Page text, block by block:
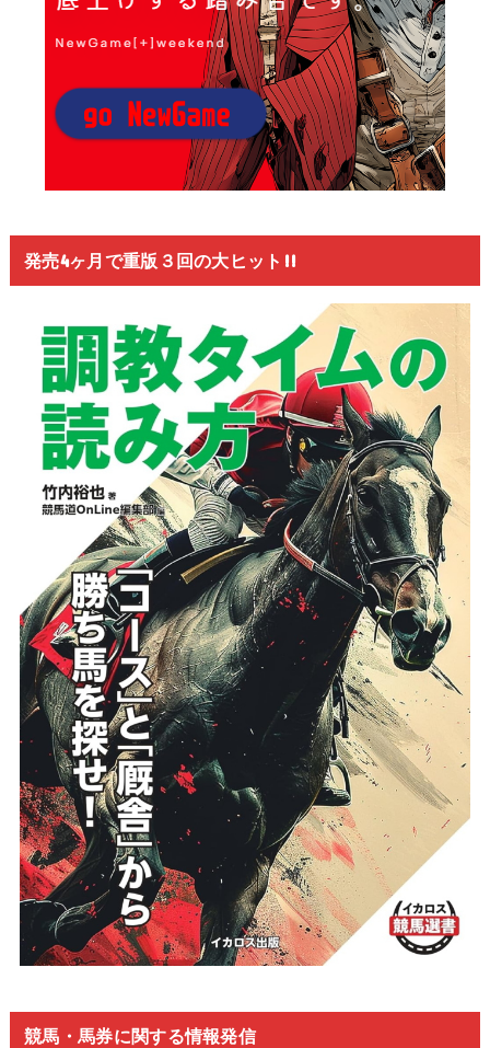
発売4ヶ月で重版３回の大ヒット!!
競馬・馬券に関する情報発信